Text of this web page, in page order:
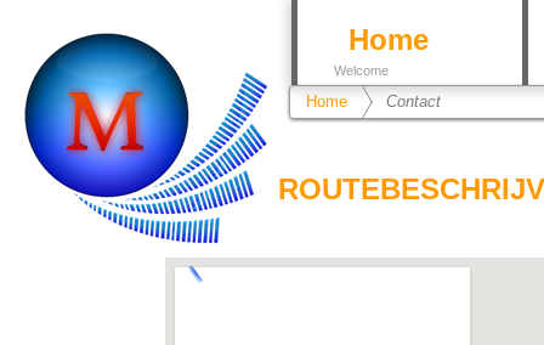
Home
Welcome
Home Contact